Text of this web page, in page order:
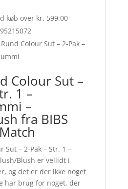
køb over kr. 599.00
Colour Sut – 2-Pak –
Colour Sut –
1 –
–
fra BIBS
Sut – 2-Pak – Str. 1 –
Blush er vellidt i
og det er der ikke noget
har brug for noget, der